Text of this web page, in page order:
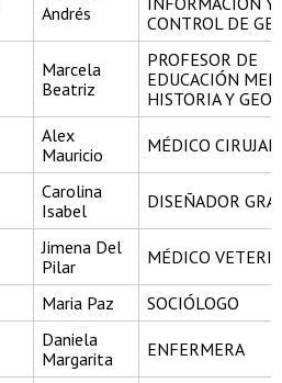
Andrés
CONTROL DE
Marcela
Beatriz
PROFESOR DE
EDUCACIÓN
HISTORIA Y
Alex
Mauricio
MÉDICO
Carolina
Isabel
DISEÑADOR
Jimena Del
Pilar
MÉDICO
Maria Paz SOCIÓLOGO
Daniela
Margarita
ENFERMERA